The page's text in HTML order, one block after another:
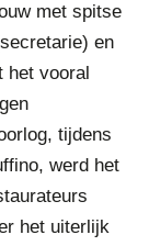
met spitse
en
het vooral
tijdens
werd het
het uiterlijk